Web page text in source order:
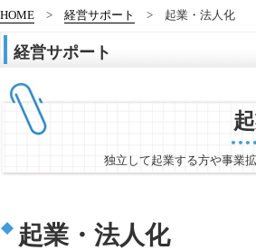
HOME 経営サポート 起業・法人化
経営サポート
独立して起業する方や事業
起業・法人化